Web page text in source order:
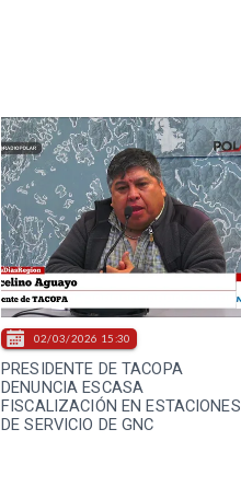
PRESIDENTE DE TACOPA
DENUNCIA ESCASA
FISCALIZACIÓN EN ESTACIONES
DE SERVICIO DE GNC
02/03/2026 15:30